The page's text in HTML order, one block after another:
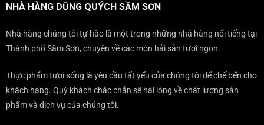
NHÀ HÀNG DŨNG QUÝCH SẦM SƠN
Nhà hàng chúng tôi tự hào là một trong những nhà hàng nổi tiếng tại
Thành phố Sầm Sơn, chuyên về các món hải sản tươi ngon.
Thực phẩm tươi sống là yêu cầu tất yếu của chúng tôi để chế bến cho
khách hàng. Quý khách chắc chắn sẽ hài lòng về chất lượng sản
phẩm và dịch vụ của chúng tôi.